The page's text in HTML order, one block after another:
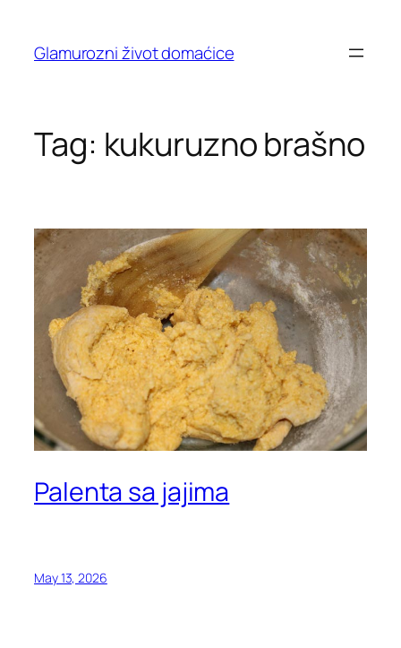
content
Glamurozni život domaćice
Tag: kukuruzno brašno
Palenta sa jajima
May 13, 2026